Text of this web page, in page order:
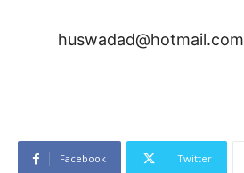
huswadad@hotmail.com
Facebook Twitter